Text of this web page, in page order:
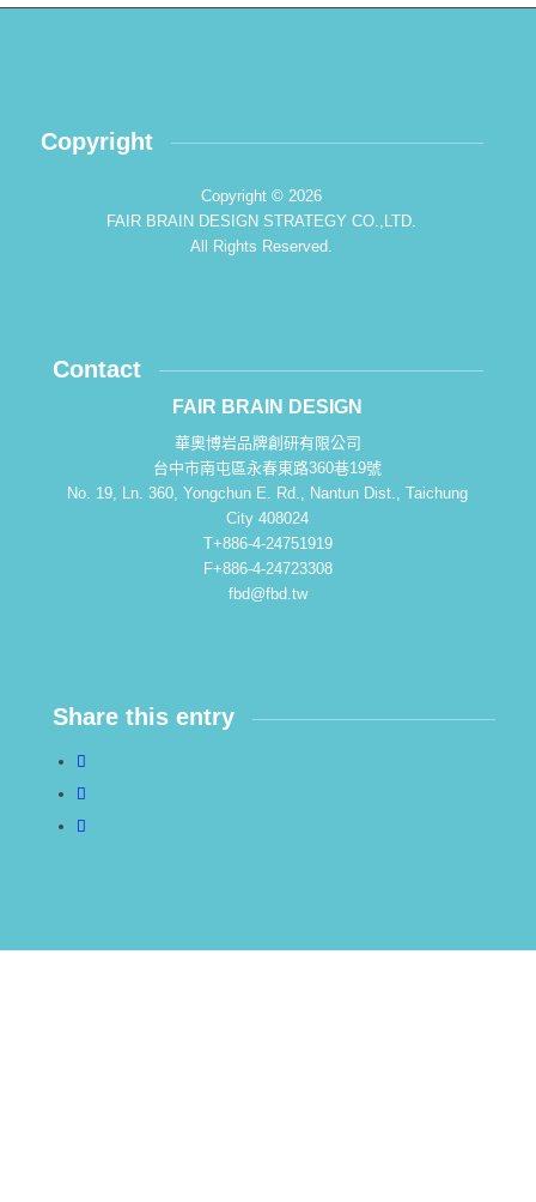
Copyright
Copyright © 2026
FAIR BRAIN DESIGN STRATEGY CO.,LTD.
All Rights Reserved.
Contact
FAIR BRAIN DESIGN
華奧博岩品牌創研有限公司
台中市南屯區永春東路360巷19號
No. 19, Ln. 360, Yongchun E. Rd., Nantun Dist., Taichung
City 408024
T+886-4-24751919
F+886-4-24723308
fbd@fbd.tw
Share this entry